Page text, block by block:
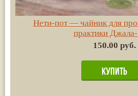
Нети-пот — чайник для
практики
150.00 руб.